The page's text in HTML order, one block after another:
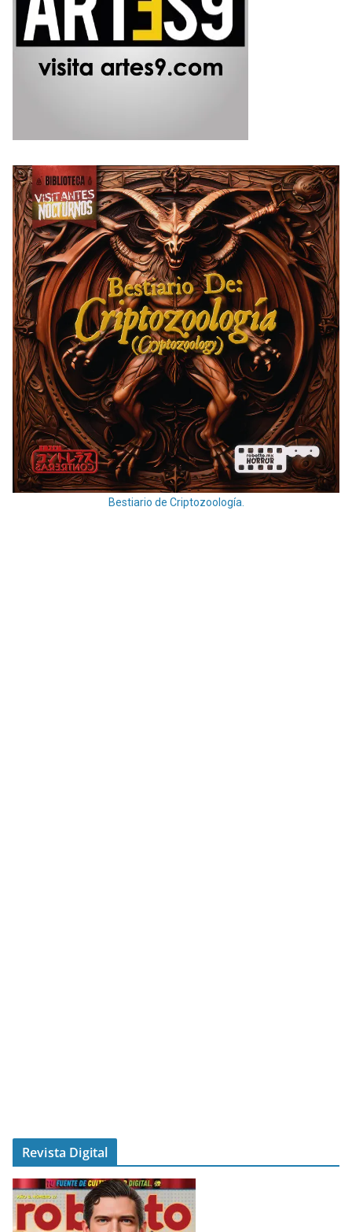
Bestiario de Criptozoología.
Revista Digital